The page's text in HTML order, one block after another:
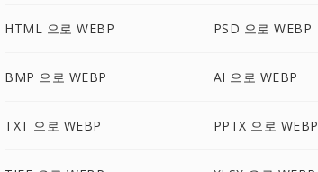
HTML 으로 WEBP PSD 으로 WEBP
BMP 으로 WEBP AI 으로 WEBP
TXT 으로 WEBP PPTX 으로 WEBP